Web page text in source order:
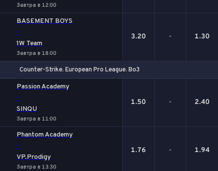
Завтра в 12:00
BASEMENT BOYS
-
1W Team
Завтра в 18:00
3.20 - 1.30
Counter-Strike. European Pro League. Bo3
Passion Academy
-
SINQU
Завтра в 11:00
1.50 - 2.40
Phantom Academy
-
VP.Prodigy
Завтра в 13:30
1.76 - 1.94